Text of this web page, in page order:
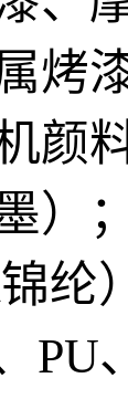
烤
颜
）
纶
、